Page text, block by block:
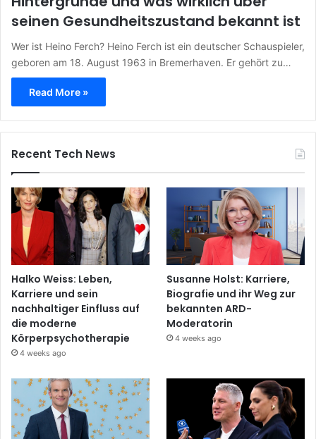
seinen Gesundheitszustand bekannt ist
Wer ist Heino Ferch? Heino Ferch ist ein deutscher Schauspieler,
geboren am 18. August 1963 in Bremerhaven. Er gehört zu…
Read More »
Recent Tech News
Halko Weiss: Leben,
Karriere und sein
nachhaltiger Einfluss auf
die moderne
Körperpsychotherapie
4 weeks ago
Susanne Holst: Karriere,
Biografie und ihr Weg zur
bekannten ARD-
Moderatorin
4 weeks ago